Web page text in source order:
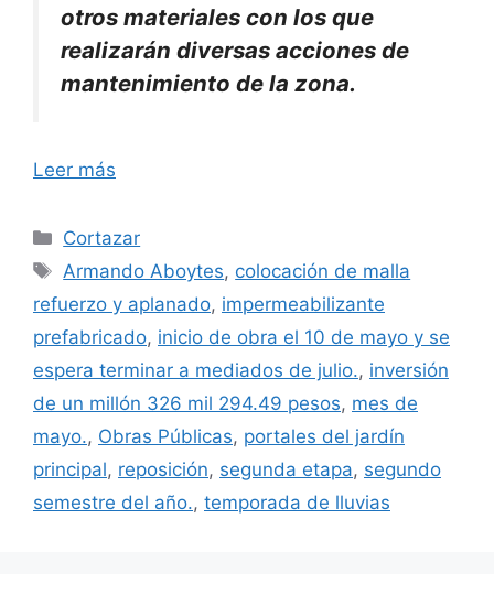
otros materiales con los que
realizarán diversas acciones de
mantenimiento de la zona.
Leer más
Categorías
Cortazar
Etiquetas
Armando Aboytes, colocación de malla
refuerzo y aplanado, impermeabilizante
prefabricado, inicio de obra el 10 de mayo y se
espera terminar a mediados de julio., inversión
de un millón 326 mil 294.49 pesos, mes de
mayo., Obras Públicas, portales del jardín
principal, reposición, segunda etapa, segundo
semestre del año., temporada de lluvias